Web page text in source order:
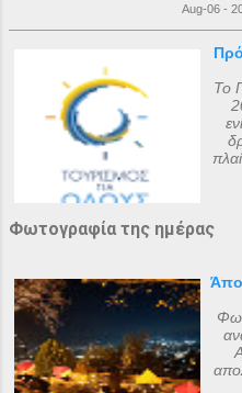
Aug-06 -
Το
Φωτογραφία της ημέρας